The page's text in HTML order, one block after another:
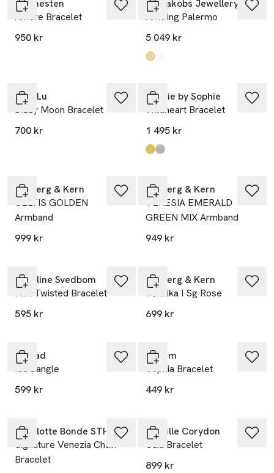
Maanesten
Amore Bracelet
950 kr
Sif Jakobs Jewellery
Armring Palermo
5 049 kr
Produkten finns i färgerna:
gold
silver
Anni Lu
Dizzy Moon Bracelet
700 kr
Sophie by Sophie
Wildheart Bracelet
1 495 kr
Produkten finns i färgerna:
Gold
Silver
Dyrberg & Kern
CELTIS GOLDEN
Armband
999 kr
Dyrberg & Kern
TERESIA EMERALD
GREEN MIX Armband
949 kr
Caroline Svedbom
Mini Twisted Bracelet
595 kr
Dyrberg & Kern
Pennika I Sg Rose
699 kr
Edblad
Ida Bangle
599 kr
Pilgrim
Sophia Bracelet
449 kr
Charlotte Bonde STHLM
Signature Venezia Chain
Bracelet
Pernille Corydon
Caia Bracelet
899 kr